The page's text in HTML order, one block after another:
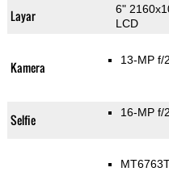
Layar
6"
LCD
Kamera 13-MP f/
Selfie 16-MP f/2